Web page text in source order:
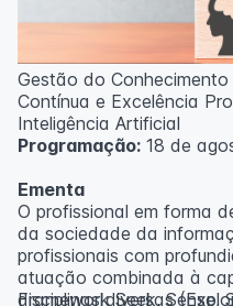
Gestão do
Contínua e Excelência
Inteligência Artificial
Programação: 18 de
Ementa
O profissional em forma
da sociedade da
profissionais com
atuação combinada à
disciplinas diversas
Framework Seek, Sense,